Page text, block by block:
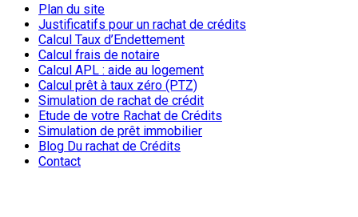
Plan du site
Justificatifs pour un rachat de crédits
Calcul Taux d’Endettement
Calcul frais de notaire
Calcul APL : aide au logement
Calcul prêt à taux zéro (PTZ)
Simulation de rachat de crédit
Etude de votre Rachat de Crédits
Simulation de prêt immobilier
Blog Du rachat de Crédits
Contact